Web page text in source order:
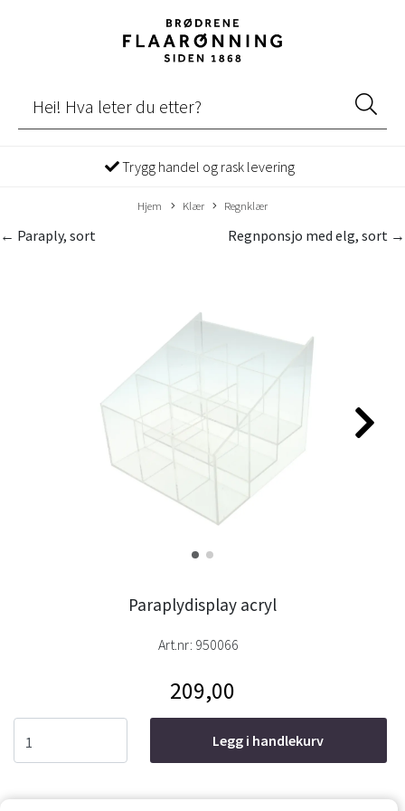
Trygg handel og rask levering
Hjem Klær Regnklær
Regnponsjo med elg, sort →
← Paraply, sort
Paraplydisplay acryl
Art.nr: 950066
209,00
Legg i handlekurv